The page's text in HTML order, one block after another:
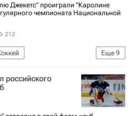
Джекетс" проиграли "Каролине
чемпионата Национальной
212
Еще9
лига (НХЛ)
Иван Проворов
российского